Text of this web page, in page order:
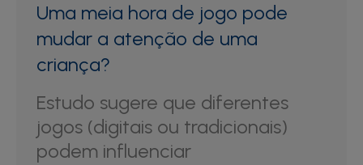
Uma meia hora de jogo pode
mudar a atenção de uma
criança?
Estudo sugere que diferentes
jogos (digitais ou tradicionais)
podem influenciar